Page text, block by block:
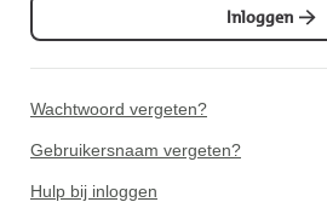
Inloggen
Wachtwoord vergeten?
Gebruikersnaam vergeten?
Hulp bij inloggen